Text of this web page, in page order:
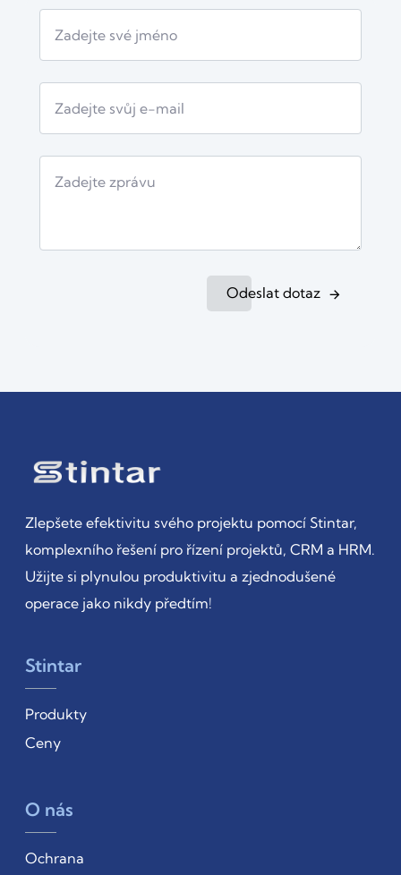
Odeslat dotaz
Zlepšete efektivitu svého projektu pomocí Stintar,
komplexního řešení pro řízení projektů, CRM a HRM.
Užijte si plynulou produktivitu a zjednodušené
operace jako nikdy předtím!
Stintar
Produkty
Ceny
O nás
Ochrana